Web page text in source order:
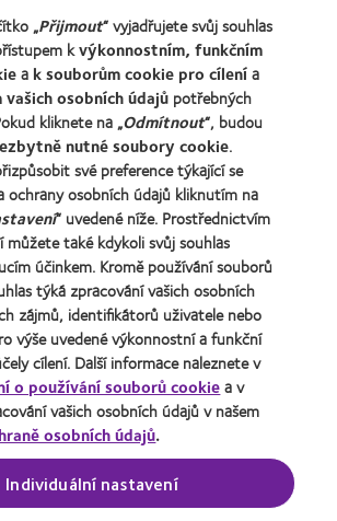
údajů
souborů cookie
služeb
komentářů
souhlasu
„Přijmout“ vyjadřujete svůj souhlas
kvýkonnostním, funkčním
a k souborům cookie pro cílenía
osobních údajů potřebných
kliknete na „Odmítnout“, budou
nutné soubory cookie.
své preference týkající se
ochrany osobních údajů kliknutím na
“ uvedené níže. Prostřednictvím
také kdykoli svůj souhlas
účinkem. Kromě používání souborů
týká zpracování vašich osobních
zájmů, identifikátorů uživatele nebo
výše uvedené výkonnostní a funkční
cílení. Další informace naleznete v
o používání souborů cookiea v
vašich osobních údajů v našem
osobních údajů.
Individuální nastavení